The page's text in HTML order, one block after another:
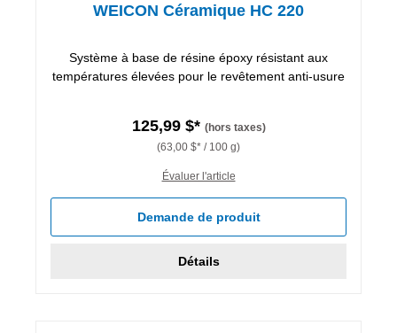
WEICON Céramique HC 220
Système à base de résine époxy résistant aux
températures élevées pour le revêtement anti-usure
125,99 $* (hors taxes)
(63,00 $* / 100 g)
Évaluer l'article
Demande de produit
Détails